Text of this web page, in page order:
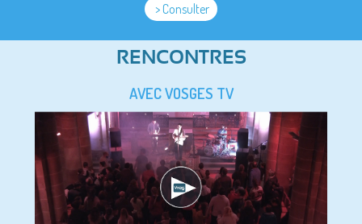
> Consulter
RENCONTRES
AVEC VOSGES TV